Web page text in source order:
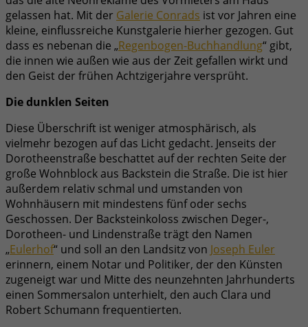
gelassen hat. Mit der Galerie Conrads ist vor Jahren eine
kleine, einflussreiche Kunstgalerie hierher gezogen. Gut
dass es nebenan die „Regenbogen-Buchhandlung“ gibt,
die innen wie außen wie aus der Zeit gefallen wirkt und
den Geist der frühen Achtzigerjahre versprüht.
Die dunklen Seiten
Diese Überschrift ist weniger atmosphärisch, als
vielmehr bezogen auf das Licht gedacht. Jenseits der
Dorotheenstraße beschattet auf der rechten Seite der
große Wohnblock aus Backstein die Straße. Die ist hier
außerdem relativ schmal und umstanden von
Wohnhäusern mit mindestens fünf oder sechs
Geschossen. Der Backsteinkoloss zwischen Deger-,
Dorotheen- und Lindenstraße trägt den Namen
„Eulerhof“ und soll an den Landsitz von Joseph Euler
erinnern, einem Notar und Politiker, der den Künsten
zugeneigt war und Mitte des neunzehnten Jahrhunderts
einen Sommersalon unterhielt, den auch Clara und
Robert Schumann frequentierten.